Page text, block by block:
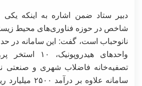
دبیر ستاد ضمن اشاره به اینکه یکی
شاخص در حوزه فناوری‌های محیط
واحدهای
تصفیه‌خانه فاضلاب شهری و
سامانه علاوه بر